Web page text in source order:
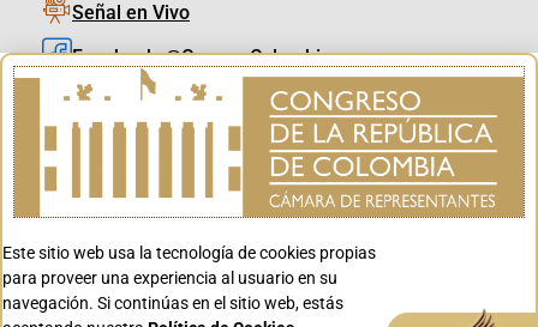
Señal en Vivo
Facebook_@CamaraColombia
Instagram_@CamaraColombia
X_@CamaraColombia
Youtube_@CamaraColombia
Youtube_@CanalCongreso
Este sitio web usa la tecnología de cookies propias
para proveer una experiencia al usuario en su
navegación. Si continúas en el sitio web, estás